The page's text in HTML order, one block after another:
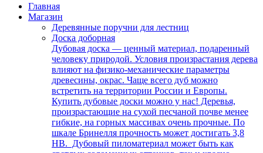
Главная
Магазин
Деревянные поручни для лестниц
Доска доборная
Дубовая доска — ценный материал, подаренный
человеку природой. Условия произрастания дерева
влияют на физико-механические параметры
древесины, окрас. Чаще всего дуб можно
встретить на территории России и Европы.
Купить дубовые доски можно у нас! Деревья,
произрастающие на сухой песчаной почве менее
гибкие, на горных массивах очень прочные. По
шкале Бринелля прочность может достигать 3,8
НВ. Дубовый пиломатериал может быть как